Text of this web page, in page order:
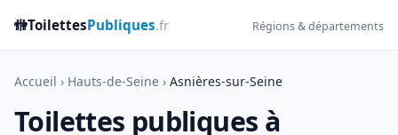
🚻ToilettesPubliques.fr Régions & départements
Accueil › Hauts-de-Seine › Asnières-sur-Seine
Toilettes publiques à